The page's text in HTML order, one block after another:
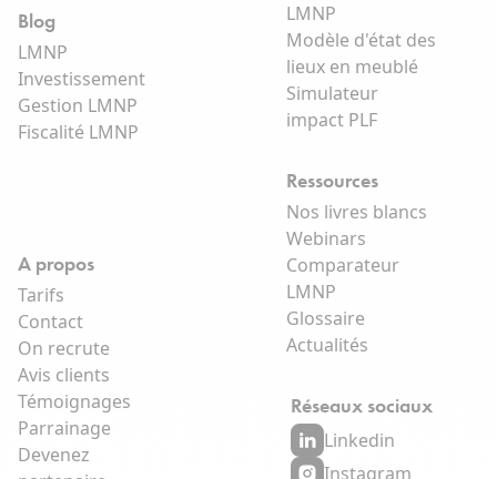
LMNP
Modèle d'état des
lieux en meublé
Simulateur
impact PLF
Blog
LMNP
Investissement
Gestion LMNP
Fiscalité LMNP
Ressources
Nos livres blancs
Webinars
Comparateur
LMNP
Glossaire
Actualités
A propos
Tarifs
Contact
On recrute
Avis clients
Témoignages
Parrainage
Devenez
Réseaux sociaux
Linkedin
Instagram